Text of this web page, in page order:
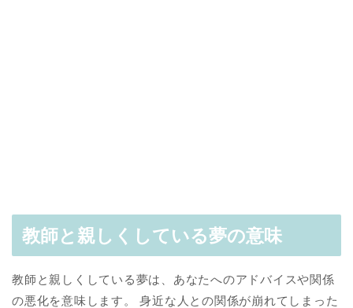
教師と親しくしている夢の意味
教師と親しくしている夢は、あなたへのアドバイスや関係
の悪化を意味します。 身近な人との関係が崩れてしまった